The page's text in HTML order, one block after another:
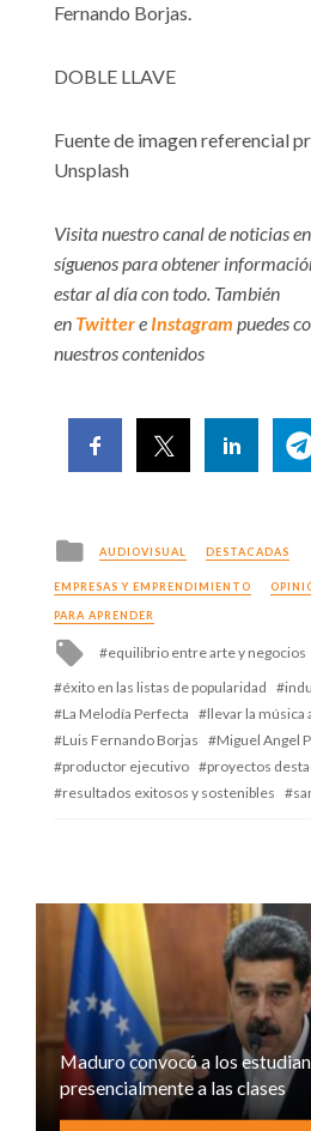
Fernando Borjas.
DOBLE LLAVE
Fuente de imagen referencial
Unsplash
Visita nuestro canal de noticias en
síguenos para obtener
estar al día con todo. También
en Twittere Instagram puedes
nuestros contenidos
Posted
in
AUDIOVISUAL DESTACADAS
EMPRESAS Y EMPRENDIMIENTO
PARA APRENDER
Tagged
with
equilibrio entre arte y negocios
éxito en las listas de popularidad
La Melodía Perfecta
llevar la música
Luis Fernando Borjas
Miguel Angel
productor ejecutivo
proyectos
resultados exitosos y sostenibles
Maduro convocó a los
presencialmente a las clases